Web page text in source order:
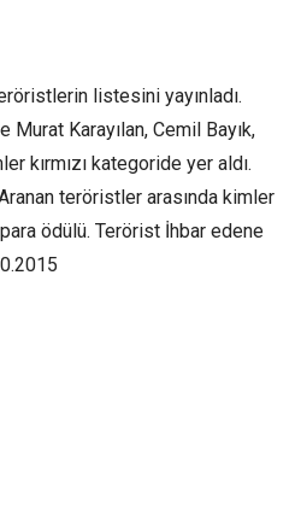
listesini yayınladı.
Murat Karayılan, Cemil Bayık,
kırmızı kategoride yer aldı.
teröristler arasında kimler
ödülü. Terörist İhbar edene